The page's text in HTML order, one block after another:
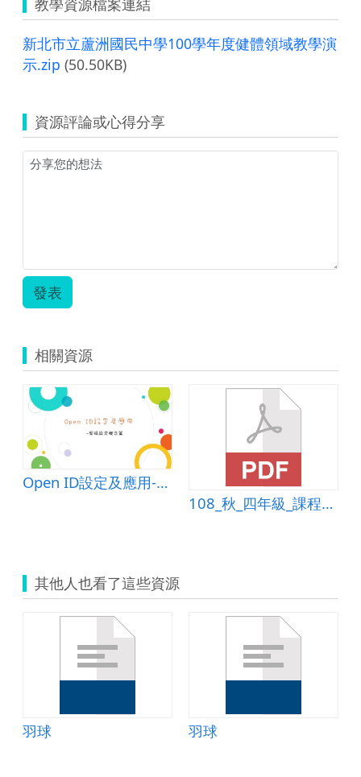
教學資源檔案連結
新北市立蘆洲國民中學100學年度健體領域教學演
示.zip (50.50KB)
資源評論或心得分享
發表
相關資源
Open ID設定及應用-密碼設定概念篇
108_秋_四年級_課程計畫_簡報基礎應用0830
其他人也看了這些資源
羽球 羽球